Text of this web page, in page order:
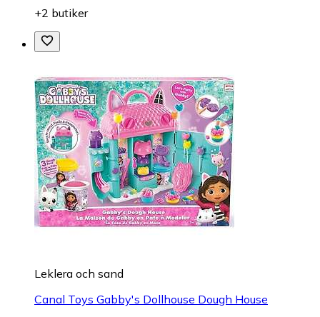
+2 butiker
Leklera och sand
Canal Toys Gabby's Dollhouse Dough House